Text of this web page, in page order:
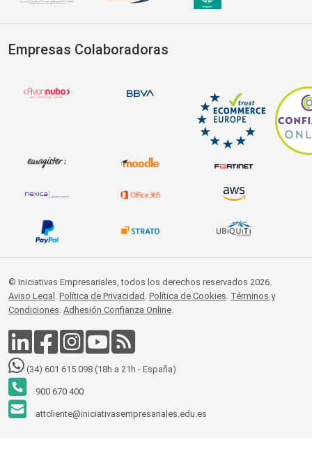
Empresas Colaboradoras
© Iniciativas Empresariales, todos los derechos reservados 2026.
Aviso Legal Política de Privacidad Política de Cookies Términos y
Condiciones Adhesión Confianza Online
(34) 601 615 098 (18h a 21h - España)
900 670 400
attcliente@iniciativasempresariales.edu.es